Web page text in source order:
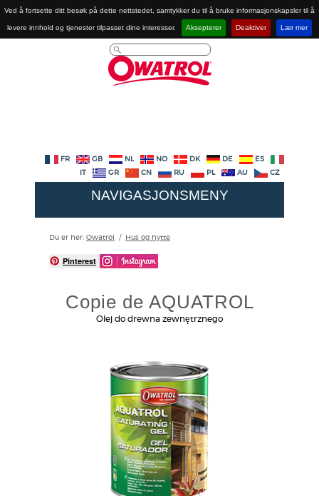
Ved å fortsette ditt besøk på dette nettstedet, samtykker du til å bruke informasjonskapsler til å
levere innhold og tjenester tilpasset dine interesser. Aksepterer Deaktiver Lær mer
FR GB NL NO DK DE
ES
IT
GR CN RU PL AU CZ
NAVIGASJONSMENY
Du er her: Owatrol / Hus og hytte
Pinterest
Copie de AQUATROL
Olej do drewna zewnętrznego